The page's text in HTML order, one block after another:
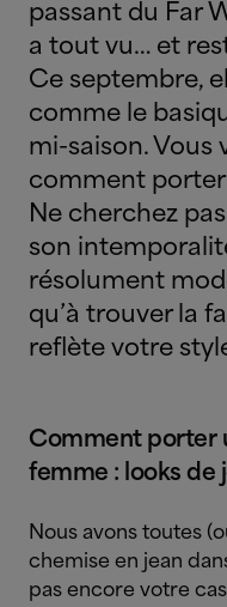
passant du Far
a tout vu… et
Ce septembre,
comme le
mi-saison. Vous
comment porter
Ne cherchez
son
résolument
qu’à trouver la
reflète votre
Comment porter
femme : looks de
Nous avons toutes
chemise en jean
pas encore votre